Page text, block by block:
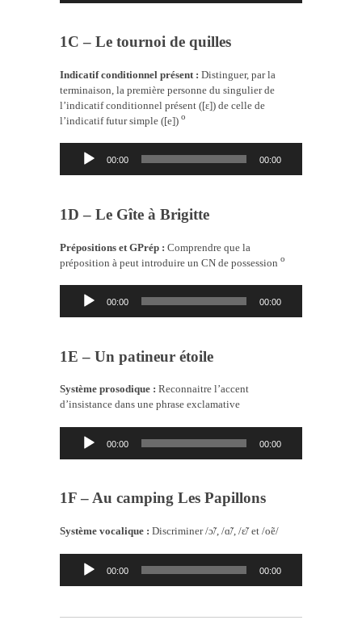
1C – Le tournoi de quilles
Indicatif conditionnel présent : Distinguer, par la
terminaison, la première personne du singulier de
l’indicatif conditionnel présent ([ɛ]) de celle de
l’indicatif futur simple ([e]) o
audio
00:00 00:00
1D – Le Gîte à Brigitte
Prépositions et GPrép : Comprendre que la
préposition à peut introduire un CN de possession o
audio
00:00 00:00
1E – Un patineur étoile
Système prosodique : Reconnaitre l’accent
d’insistance dans une phrase exclamative
audio
00:00 00:00
1F – Au camping Les Papillons
Système vocalique : Discriminer /ɔ̃/, /ɑ̃/, /ɛ̃/ et /oẽ/
audio
00:00 00:00